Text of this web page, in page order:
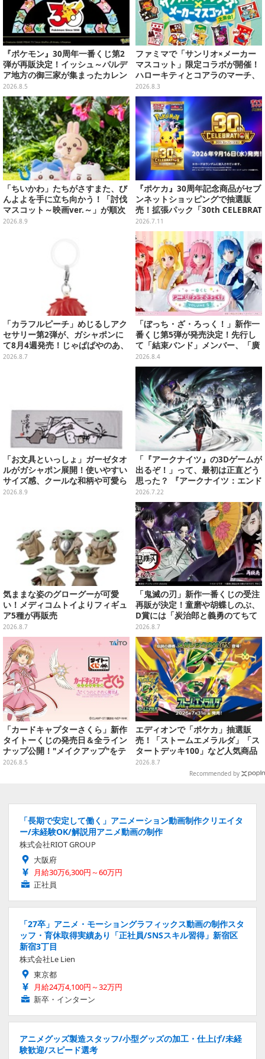
『ポケモン』30周年一番くじ第2
弾が再販決定！イッシュ～パルデ
ア地方の御三家が集まったカレン
ダー、ぬいぐるみなど記念グッズ
盛りだくさん
2026.8.5
ファミマで「サンリオ×メーカー
マスコット」限定コラボが開催！
ハローキティとコアラのマーチ、
ハンギョドンと出前坊やなど全26
キャラが夢の共演
2026.8.3
「ちいかわ」たちがさすまた、び
んよよを手に立ち向かう！「討伐
マスコット～映画ver.～」が順次
展開
2026.8.9
『ポケカ』30周年記念商品がセブ
ンネットショッピングで抽選販
売！拡張パック「30th CELEBRAT
ION」と「エーフィ・ブラッキー
セット」が対象
2026.7.11
「カラフルピーチ」めじるしアク
セサリー第2弾が、ガシャポンに
て8月4週発売！じゃぱぱやのあ、
シヴァたちメンバー11名分ライン
2026.8.7
「ぼっち・ざ・ろっく！」新作一
番くじ第5弾が発売決定！先行し
て「結束バンド」メンバー、「廣
井きくり」のメイド衣装フィギュ
アを公開
2026.8.4
「お文具といっしょ」ガーゼタオ
ルがガシャポン展開！使いやすい
サイズ感、クールな和柄や可愛ら
しいお寿司など全4種
2026.8.9
「『アークナイツ』の3Dゲームが
出るぞ！」って、最初は正直どう
思った？ 『アークナイツ：エンド
フィールド』リリース半年を機
に、4人のインフルエンサーに聞
いてみたーシリーズを“奥深く”ま
で追ってきたからこその視点【座
談会】
2026.7.22
気ままな姿のグローグーが可愛
い！メディコムトイよりフィギュ
ア5種が再販売
2026.8.7
「鬼滅の刃」新作一番くじの受注
再販が決定！童磨や胡蝶しのぶ、
D賞には「炭治郎と義勇のてちて
ちフィギュア」も
2026.8.7
「カードキャプターさくら」新作
タイトーくじの発売日＆全ライン
ナップ公開！"メイクアップ"をテ
ーマに、日常でも使いたくなるア
2026.8.5
エディオンで「ポケカ」抽選販
売！「ストームエメラルダ」「ス
タートデッキ100」など人気商品
が対象
2026.8.7
Recommended by
「長期で安定して働く」アニメーション動画制作クリエイタ
ー/未経験OK/解説用アニメ動画の制作
株式会社RIOT GROUP
大阪府
月給30万6,300円～60万円
正社員
「27卒」アニメ・モーショングラフィックス動画の制作スタ
ッフ・育休取得実績あり「正社員/SNSスキル習得」新宿区
新宿3丁目
株式会社Le Lien
東京都
月給24万4,100円～32万円
新卒・インターン
アニメグッズ製造スタッフ/小型グッズの加工・仕上げ/未経
験歓迎/スピード選考